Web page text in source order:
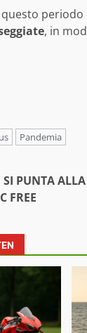
, in
Pandemia
SI PUNTA
FREE